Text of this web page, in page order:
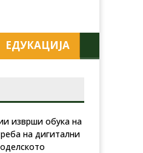
ЕДУКАЦИЈА
изврши обука на
на дигитални